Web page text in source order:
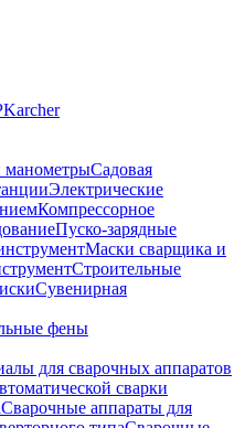
Karcher
манометрыСадовая
Электрические
Компрессорное
Пуско-зарядные
Маски сварщика и
Строительные
Сувенирная
фены
для сварочных аппаратов
сварки
Сварочные аппараты для